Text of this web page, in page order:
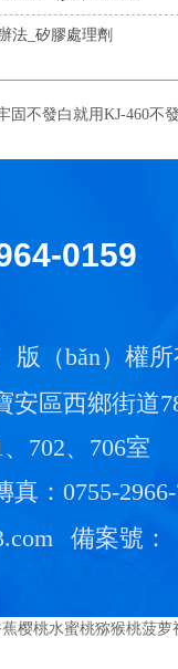
法_矽膠處理劑
固不發白就用KJ-460不
0159
版（bǎn）權
安區西鄉街道
702、706室
真：0755-
備案號：
樱桃水蜜桃猕猴桃菠